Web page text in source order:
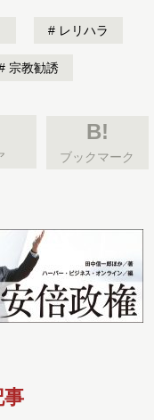
レリハラ
宗教勧誘
B!
ブックマーク
事